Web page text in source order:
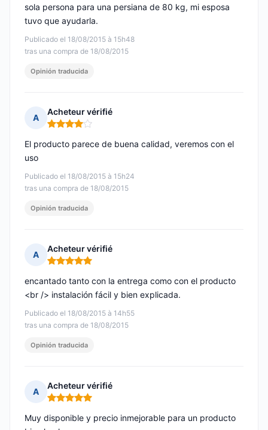
Publicado el 18/08/2015 à 15h48
tras una compra de 18/08/2015
sola persona para una persiana de 80 kg, mi esposa
tuvo que ayudarla.
Opinión traducida
A
Acheteur vérifié
Nota: 4 de 5
Publicado el 18/08/2015 à 15h24
tras una compra de 18/08/2015
El producto parece de buena calidad, veremos con el
uso
Opinión traducida
A
Acheteur vérifié
Nota: 5 de 5
Publicado el 18/08/2015 à 14h55
tras una compra de 18/08/2015
encantado tanto con la entrega como con el producto
<br /> instalación fácil y bien explicada.
Opinión traducida
A
Acheteur vérifié
Nota: 5 de 5
Muy disponible y precio inmejorable para un producto